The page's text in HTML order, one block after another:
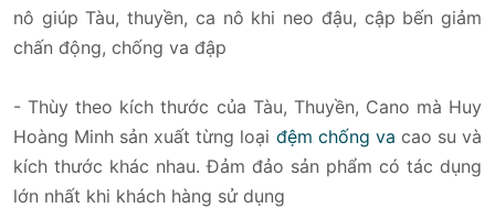
nô giúp Tàu, thuyền, ca nô khi neo đậu, cập bến giảm
chấn động, chống va đập
- Thùy theo kích thước của Tàu, Thuyền, Cano mà Huy
Hoàng Minh sản xuất từng loại đệm chống va cao su và
kích thước khác nhau. Đảm đảo sản phẩm có tác dụng
lớn nhất khi khách hàng sử dụng